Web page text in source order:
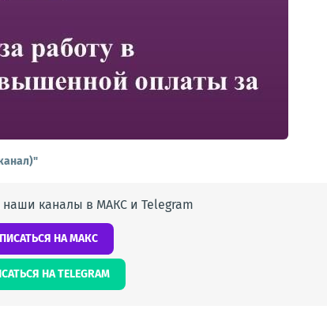
каналы в МАКС и Telegram
НА МАКС
НА TELEGRAM